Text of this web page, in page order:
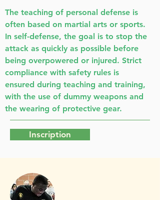
The teaching of personal defense is
often based on martial arts or sports.
In self-defense, the goal is to stop the
attack as quickly as possible before
being overpowered or injured. Strict
compliance with safety rules is
ensured during teaching and training,
with the use of dummy weapons and
the wearing of protective gear.
Inscription